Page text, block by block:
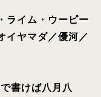
ライム・ウーピー
イヤマダ／優河／
書けば八月八